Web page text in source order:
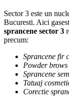
Sector 3 este un
Bucuresti. Aici
sprancene sector 3
precum:
Sprancene fir
Powder brows
Sprancene
Tatuaj
Corectie